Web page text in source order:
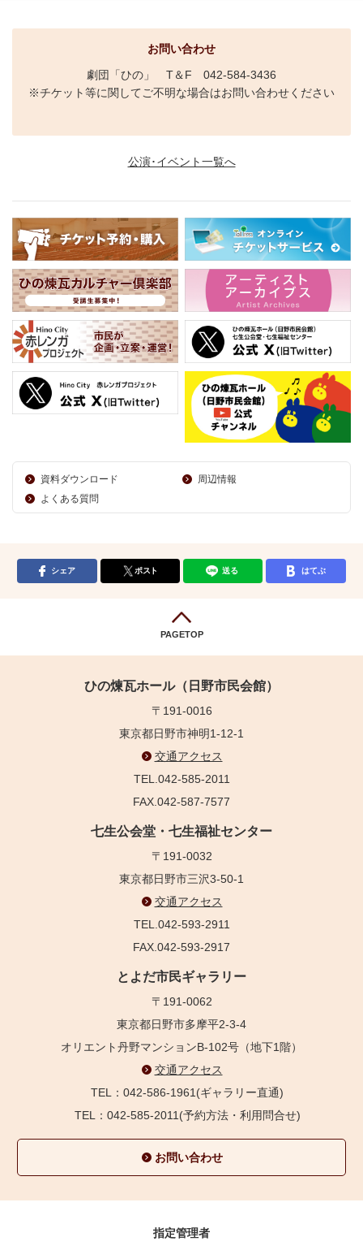
お問い合わせ
劇団「ひの」 T＆F 042-584-3436
※チケット等に関してご不明な場合はお問い合わせください
公演･イベント一覧へ
資料ダウンロード
周辺情報
よくある質問
シェア ポスト 送る はてぶ
PAGETOP
ひの煉瓦ホール（日野市民会館）
〒191-0016
東京都日野市神明1-12-1
交通アクセス
TEL.042-585-2011
FAX.042-587-7577
七生公会堂・七生福祉センター
〒191-0032
東京都日野市三沢3-50-1
交通アクセス
TEL.042-593-2911
FAX.042-593-2917
とよだ市民ギャラリー
〒191-0062
東京都日野市多摩平2-3-4
オリエント丹野マンションB-102号（地下1階）
交通アクセス
TEL：042-586-1961(ギャラリー直通)
TEL：042-585-2011(予約方法・利用問合せ)
お問い合わせ
指定管理者